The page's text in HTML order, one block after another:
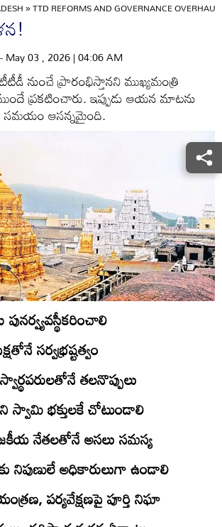
»TTD REFORMS AND GOVERNANCE
May 03 , 2026 | 04:06 AM
టీటీడీ నుంచే ప్రారంభిస్తానని ముఖ్యమంత్రి
ప్రకటించారు. ఇప్పుడు ఆయన మాటను
సమయం ఆసన్నమైంది.
సర్వభ్రష్టత్వం
తలనొప్పులు
స్వామి భక్తులకే చోటుండాలి
నేతలతోనే అసలు సమస్య
నిపుణులే అధికారులుగా ఉండాలి
పర్యవేక్షణపై పూర్తి నిఘా